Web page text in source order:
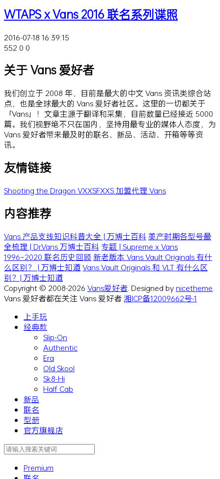
WTAPS x Vans 2016 联名系列谍照
2016-07-18 16:39:15
552 0 0
关于 Vans 爱好者
我们创立于 2008 年，目前是最大的中文 Vans 资讯类综合站
点，也是全球最大的 Vans 爱好者社区。这里的一切都关于
「Vans」！文章主源于翻译和采集，目前数量已经接近 5000
篇。我们视野绝不只在国内，坚持用最专业的媒体人态度，为
Vans 爱好者带来最及时的联名、新品、活动、开箱等等资
讯。
友情链接
Shooting the Dragon VXXSFXXS加盟代理 Vans
内容推荐
Vans 产品支线知识科普大全 | 万博士百科美产时期各型号最
全梳理 | Dr.Vans 万博士百科 专题 | Supreme x Vans
1996~2020 联名历史回顾 新老版本 Vans Vault Originals 有什
么区别？ | 万博士知道Vans Vault Originals 和 VLT 有什么区
别？| 万博士知道
Copyright © 2008-2026 Vans爱好者 . Designed bynicetheme
Vans 爱好者都在关注 Vans 爱好者湘ICP备12009662号-1
上手玩
经典款
Slip-On
Authentic
Era
Old Skool
Sk8-Hi
Half Cab
新品
联名
型册
官方旗舰店
Premium